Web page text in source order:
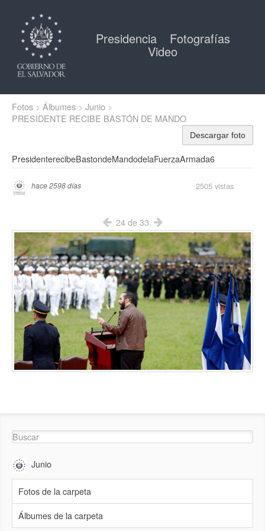
Presidencia Fotografías
Video
Fotos Álbumes
Junio
PRESIDENTE RECIBE BASTÓN DE MANDO
Descargar foto
PresidenterecibeBastondeMandodelaFuerzaArmada6
2505 vistas
hace 2598 días
24 de 33
Junio
Fotos de la carpeta
Álbumes de la carpeta